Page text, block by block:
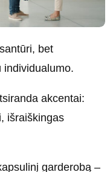
bet
individualumo.
akcentai:
išraiškingas
garderobą –